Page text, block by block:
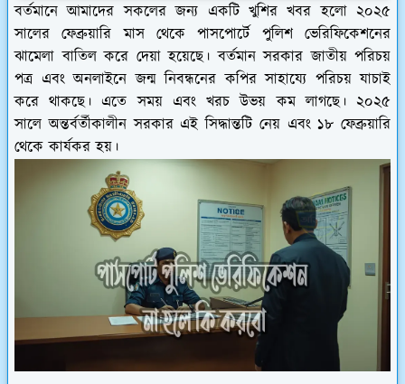
বর্তমানে আমাদের সকলের জন্য একটি খুশির খবর হলো ২০২৫
সালের ফেব্রুয়ারি মাস থেকে পাসপোর্টে পুলিশ ভেরিফিকেশনের
ঝামেলা বাতিল করে দেয়া হয়েছে। বর্তমান সরকার জাতীয় পরিচয়
পত্র এবং অনলাইনে জন্ম নিবন্ধনের কপির সাহায্যে পরিচয় যাচাই
করে থাকছে। এতে সময় এবং খরচ উভয় কম লাগছে। ২০২৫
সালে অন্তর্বর্তীকালীন সরকার এই সিদ্ধান্তটি নেয় এবং ১৮ ফেব্রুয়ারি
থেকে কার্যকর হয়।